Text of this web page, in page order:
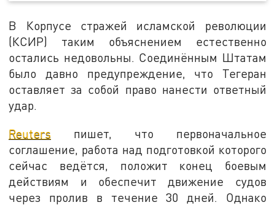
В Корпусе стражей исламской революции
(КСИР) таким объяснением естественно
остались недовольны. Соединённым Штатам
было давно предупреждение, что Тегеран
оставляет за собой право нанести ответный
удар.
Reuters пишет, что первоначальное
соглашение, работа над подготовкой которого
сейчас ведётся, положит конец боевым
действиям и обеспечит движение судов
через пролив в течение 30 дней. Однако